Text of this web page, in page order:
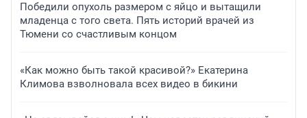
Победили опухоль размером с яйцо и вытащили
младенца с того света. Пять историй врачей из
Тюмени со счастливым концом
«Как можно быть такой красивой?» Екатерина
Климова взволновала всех видео в бикини